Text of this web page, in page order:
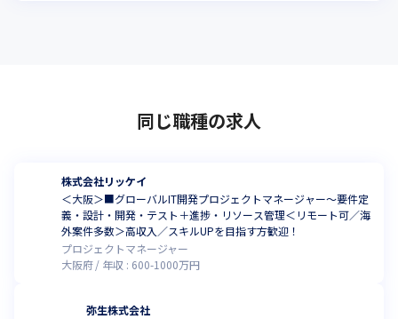
同じ職種の求人
株式会社リッケイ
＜大阪＞■グローバルIT開発プロジェクトマネージャー～要件定
義・設計・開発・テスト＋進捗・リソース管理＜リモート可／海
外案件多数＞高収入／スキルUPを目指す方歓迎！
プロジェクトマネージャー
大阪府
年収 : 600-1000万円
弥生株式会社